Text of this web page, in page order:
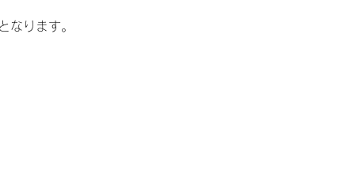
なります。